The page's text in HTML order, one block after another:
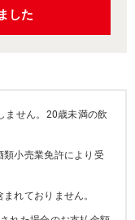
した
ません。20歳未満の飲
小売業免許により受
れておりません。